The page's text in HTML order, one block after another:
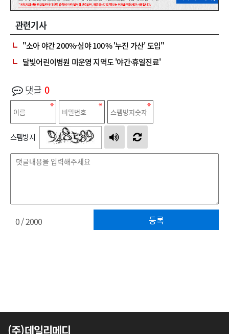
관련기사
"소아 야간 200%·심야 100% '누진 가산' 도입"
달빛어린이병원 미운영 지역도 '야간·휴일진료'
댓글 0
스팸방지
등록
0/ 2000
(주)데일리메디